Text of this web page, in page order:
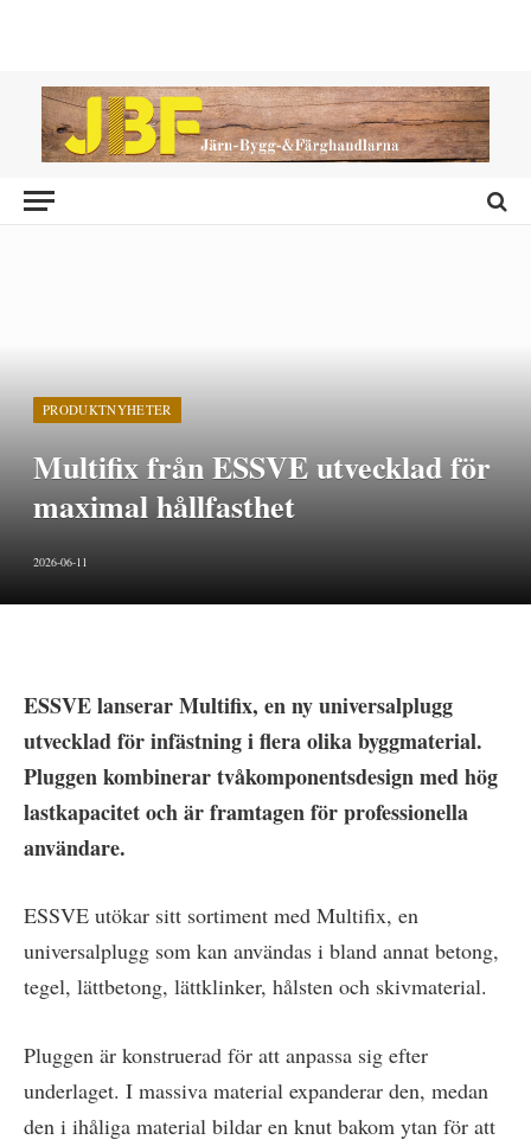
PRODUKTNYHETER
Multifix från ESSVE utvecklad för
maximal hållfasthet
2026-06-11
ESSVE lanserar Multifix, en ny universalplugg
utvecklad för infästning i flera olika byggmaterial.
Pluggen kombinerar tvåkomponentsdesign med hög
lastkapacitet och är framtagen för professionella
användare.
ESSVE utökar sitt sortiment med Multifix, en
universalplugg som kan användas i bland annat betong,
tegel, lättbetong, lättklinker, hålsten och skivmaterial.
Pluggen är konstruerad för att anpassa sig efter
underlaget. I massiva material expanderar den, medan
den i ihåliga material bildar en knut bakom ytan för att